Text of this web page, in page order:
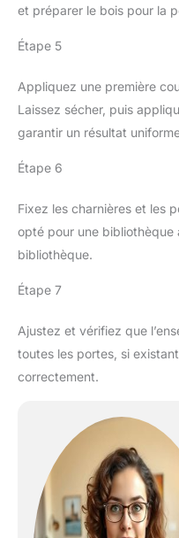
et préparer le bois pour la
Étape 5
Appliquez une première
Laissez sécher, puis
garantir un résultat
Étape 6
Fixez les charnières et les
opté pour une bibliothèque
bibliothèque.
Étape 7
Ajustez et vérifiez que
toutes les portes, si
correctement.